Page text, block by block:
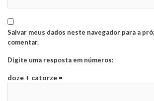
Salvar meus dados neste navegador para a
comentar.
Digite uma resposta em números:
doze + catorze =